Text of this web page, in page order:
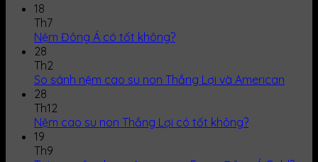
18
Th7
Nệm Đông Á có tốt không?
28
Th2
So sánh nệm cao su non Thắng Lợi và American
28
Th12
Nệm cao su non Thắng Lợi có tốt không?
19
Th9